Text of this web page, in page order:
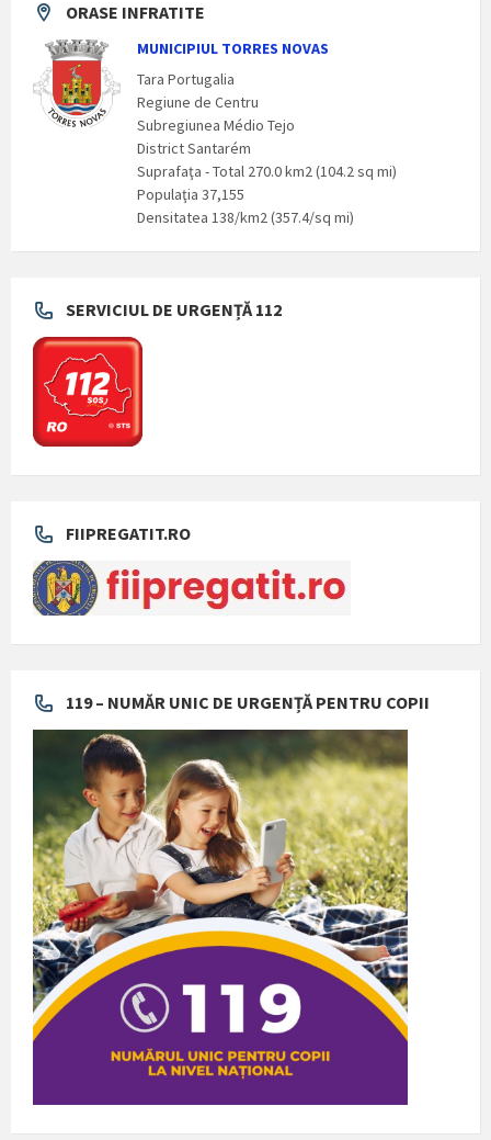
ORASE INFRATITE
MUNICIPIUL TORRES NOVAS
Tara Portugalia
Regiune de Centru
Subregiunea Médio Tejo
District Santarém
Suprafaţa - Total 270.0 km2 (104.2 sq mi)
Populaţia 37,155
Densitatea 138/km2 (357.4/sq mi)
SERVICIUL DE URGENȚĂ 112
FIIPREGATIT.RO
119 – NUMĂR UNIC DE URGENȚĂ PENTRU COPII